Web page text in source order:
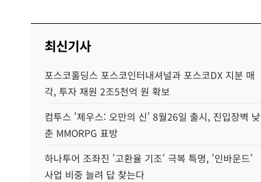
최신기사
포스코홀딩스 포스코인터내셔널과 포스코DX 지분 매
각, 투자 재원 2조5천억 원 확보
컴투스 '제우스: 오만의 신' 8월26일 출시, 진입장벽 낮
춘 MMORPG 표방
하나투어 조좌진 '고환율 기조' 극복 특명, '인바운드'
사업 비중 늘려 답 찾는다